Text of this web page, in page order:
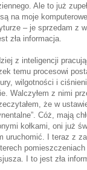
Ale to już
na moje
– je sprzedam z
zła informacja.
z inteligencji
temu procesowi
wilgotności i
Walczyłem z nimi
że w
Cóż, mają
kołkami, oni już
uruchomić. I teraz z
I to jest zła